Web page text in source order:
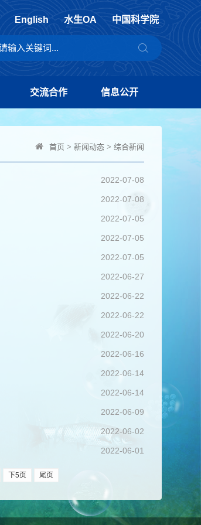
English 水生OA 中国科学院
交流合作 信息公开
首页 > 新闻动态 > 综合新闻
2022-07-08
2022-07-08
2022-07-05
2022-07-05
2022-07-05
2022-06-27
2022-06-22
2022-06-22
2022-06-20
2022-06-16
2022-06-14
2022-06-14
2022-06-09
2022-06-02
2022-06-01
下5页 尾页